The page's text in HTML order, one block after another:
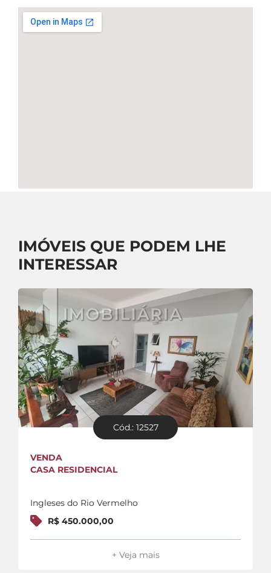
IMÓVEIS QUE PODEM LHE
INTERESSAR
Cód.: 12527
VENDA
CASA RESIDENCIAL
Ingleses do Rio Vermelho
R$ 450.000,00
+ Veja mais